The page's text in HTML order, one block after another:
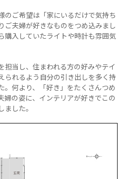
のご希望は「家にいるだけで気持ち
ご夫婦が好きなものをつめ込みまし
購入していたライトや時計も雰囲気
担当し、住まわれる方の好みやテイ
られるよう自分の引き出しを多く持
。何より、「好き」をたくさんつめ
婦の姿に、インテリアが好きでこの
した。